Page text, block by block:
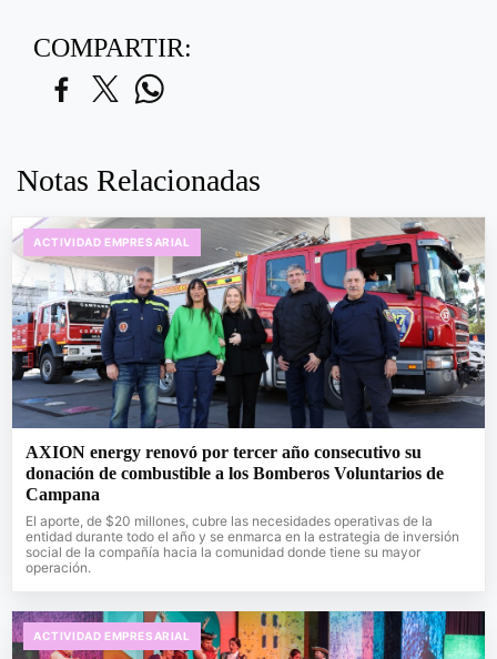
COMPARTIR:
Notas Relacionadas
ACTIVIDAD EMPRESARIAL
AXION energy renovó por tercer año consecutivo su
donación de combustible a los Bomberos Voluntarios de
Campana
El aporte, de $20 millones, cubre las necesidades operativas de la
entidad durante todo el año y se enmarca en la estrategia de inversión
social de la compañía hacia la comunidad donde tiene su mayor
operación.
ACTIVIDAD EMPRESARIAL